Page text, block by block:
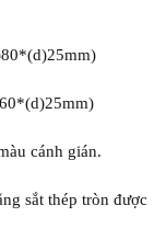
cánh gián.
sắt thép tròn được